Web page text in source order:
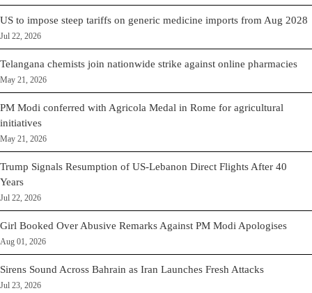
US to impose steep tariffs on generic medicine imports from Aug 2028
Jul 22, 2026
Telangana chemists join nationwide strike against online pharmacies
May 21, 2026
PM Modi conferred with Agricola Medal in Rome for agricultural
initiatives
May 21, 2026
Trump Signals Resumption of US-Lebanon Direct Flights After 40
Years
Jul 22, 2026
Girl Booked Over Abusive Remarks Against PM Modi Apologises
Aug 01, 2026
Sirens Sound Across Bahrain as Iran Launches Fresh Attacks
Jul 23, 2026